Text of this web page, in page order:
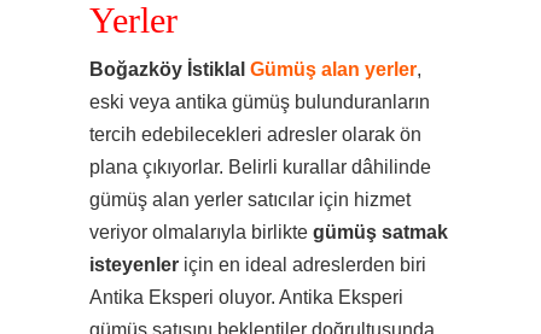
Yerler
Boğazköy İstiklal Gümüş alan yerler,
eski veya antika gümüş bulunduranların
tercih edebilecekleri adresler olarak ön
plana çıkıyorlar. Belirli kurallar dâhilinde
gümüş alan yerler satıcılar için hizmet
veriyor olmalarıyla birlikte gümüş satmak
isteyenler için en ideal adreslerden biri
Antika Eksperi oluyor. Antika Eksperi
gümüş satışını beklentiler doğrultusunda